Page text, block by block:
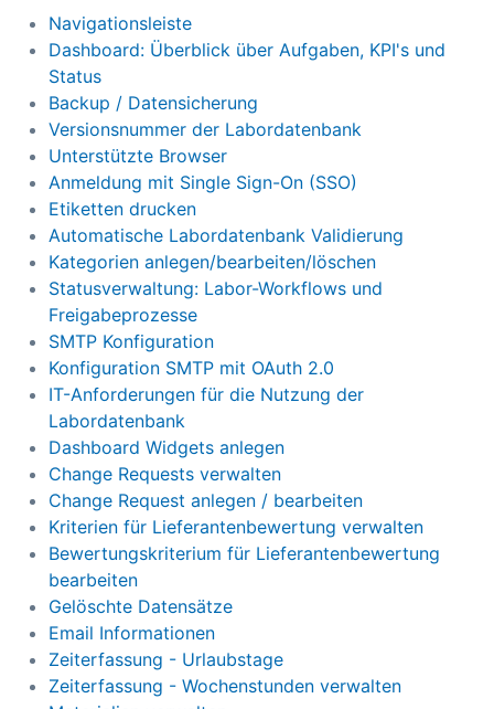
Navigationsleiste
Dashboard: Überblick über Aufgaben, KPI's und
Status
Backup / Datensicherung
Versionsnummer der Labordatenbank
Unterstützte Browser
Anmeldung mit Single Sign-On (SSO)
Etiketten drucken
Automatische Labordatenbank Validierung
Kategorien anlegen/bearbeiten/löschen
Statusverwaltung: Labor-Workflows und
Freigabeprozesse
SMTP Konfiguration
Konfiguration SMTP mit OAuth 2.0
IT-Anforderungen für die Nutzung der
Labordatenbank
Dashboard Widgets anlegen
Change Requests verwalten
Change Request anlegen / bearbeiten
Kriterien für Lieferantenbewertung verwalten
Bewertungskriterium für Lieferantenbewertung
bearbeiten
Gelöschte Datensätze
Email Informationen
Zeiterfassung - Urlaubstage
Zeiterfassung - Wochenstunden verwalten